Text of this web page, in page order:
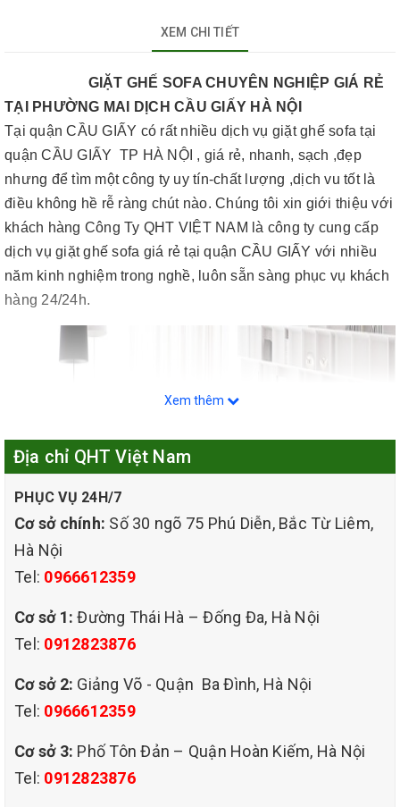
XEM CHI TIẾT
GIẶT GHẾ SOFA CHUYÊN NGHIỆP GIÁ RẺ
TẠI PHƯỜNG MAI DỊCH CẦU GIẤY HÀ NỘI
Tại quận CẦU GIẤY có rất nhiều dịch vụ giặt ghế sofa tại
quận CẦU GIẤY TP HÀ NỘI , giá rẻ, nhanh, sạch ,đẹp
nhưng để tìm một công ty uy tín-chất lượng ,dịch vu tốt là
điều không hề rễ ràng chút nào. Chúng tôi xin giới thiệu với
khách hàng Công Ty QHT VIỆT NAM là công ty cung cấp
dịch vụ giặt ghế sofa giá rẻ tại quận CẦU GIẤY với nhiều
năm kinh nghiệm trong nghề, luôn sẵn sàng phục vụ khách
hàng 24/24h.
Xem thêm
Địa chỉ QHT Việt Nam
PHỤC VỤ 24H/7
Cơ sở chính: Số 30 ngõ 75 Phú Diễn, Bắc Từ Liêm,
Hà Nội
Tel: 0966612359
Cơ sở 1: Đường Thái Hà – Đống Đa, Hà Nội
Tel: 0912823876
Cơ sở 2: Giảng Võ - Quận Ba Đình, Hà Nội
Tel: 0966612359
Cơ sở 3: Phố Tôn Đản – Quận Hoàn Kiếm, Hà Nội
Tel: 0912823876